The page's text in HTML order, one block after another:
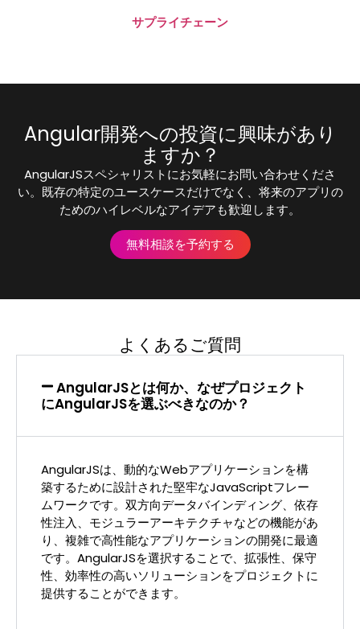
サプライチェーン
Angular開発への投資に興味があり
ますか？
AngularJSスペシャリストにお気軽にお問い合わせくださ
い。既存の特定のユースケースだけでなく、将来のアプリの
ためのハイレベルなアイデアも歓迎します。
無料相談を予約する
よくあるご質問
AngularJSとは何か、なぜプロジェクト
にAngularJSを選ぶべきなのか？
AngularJSは、動的なWebアプリケーションを構
築するために設計された堅牢なJavaScriptフレー
ムワークです。双方向データバインディング、依存
性注入、モジュラーアーキテクチャなどの機能があ
り、複雑で高性能なアプリケーションの開発に最適
です。AngularJSを選択することで、拡張性、保守
性、効率性の高いソリューションをプロジェクトに
提供することができます。